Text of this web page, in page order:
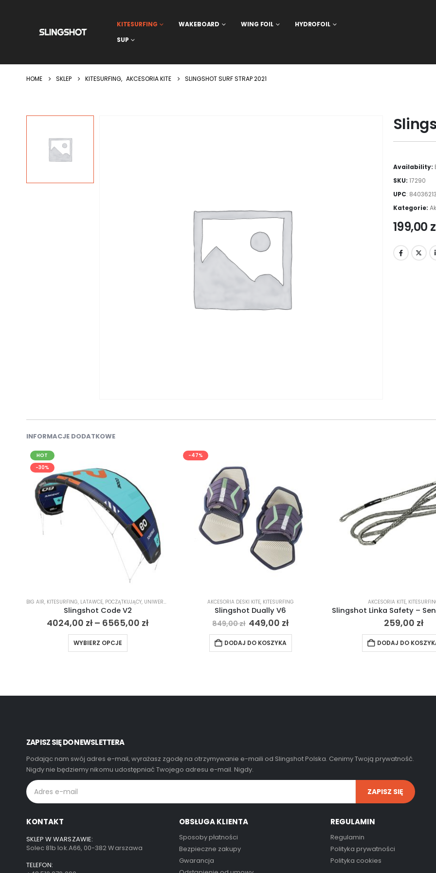
KITESURFING WAKEBOARD WING FOIL
HYDROFOIL
SUP
HOME SKLEP KITESURFING, AKCESORIA KITE SLINGSHOT SURF STRAP 2021
Availability:
SKU: 17290
UPC:
Kategorie:
199,00
INFORMACJE DODATKOWE
HOT
-30%
BIG AIR, KITESURFING, LATAWCE, POCZĄTKUJĄCY, UNIWERSALNY - ALLROUND
Slingshot Code V2
4024,00 zł – 6565,00 zł
WYBIERZ OPCJE
-47%
AKCESORIA DESKI KITE, KITESURFING
Slingshot Dually V6
849,00zł 449,00 zł
DODAJ DO KOSZYKA
AKCESORIA KITE,
259,00 zł
DODAJ DO
ZAPISZ SIĘ DO NEWSLETTERA
Podając nam swój adres e-mail, wyrażasz zgodę na otrzymywanie e-maili od Slingshot Polska. Cenimy Twoją prywatność.
Nigdy nie będziemy nikomu udostępniać Twojego adresu e-mail. Nigdy.
KONTAKT
SKLEP W WARSZAWIE:
Solec 81b lok.A66, 00-382 Warszawa
TELEFON:
OBSŁUGA KLIENTA
Sposoby płatności
Bezpieczne zakupy
Gwarancja
REGULAMIN
Regulamin
Polityka prywatności
Polityka cookies